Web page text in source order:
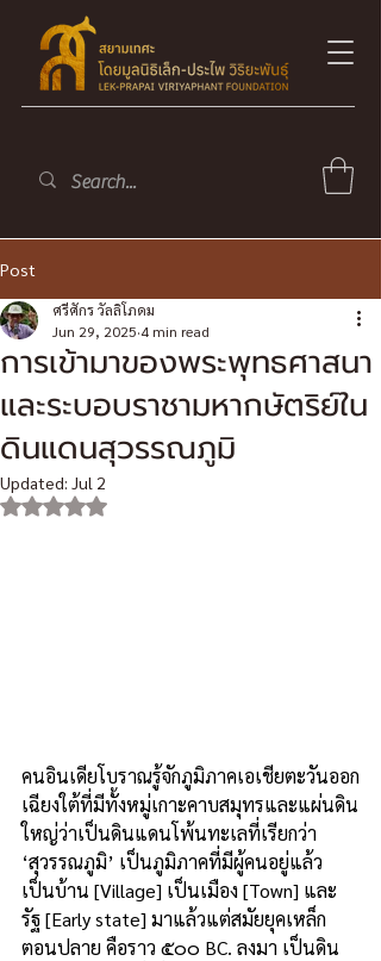
Post
การเข้ามาของพระพุทธศาสนา
และระบอบราชามหากษัตริย์ใน
ดินแดนสุวรรณภูมิ
ศรีศักร วัลลิโภดม
Jun 29, 2025 4 min read
Updated: Jul 2
Rated NaN out of 5 stars.
คนอินเดียโบราณรู้จักภูมิภาคเอเชียตะวันออก
เฉียงใต้ที่มีทั้งหมู่เกาะคาบสมุทรและแผ่นดิน
ใหญ่ว่าเป็นดินแดนโพ้นทะเลที่เรียกว่า
‘สุวรรณภูมิ’ เป็นภูมิภาคที่มีผู้คนอยู่แล้ว
เป็นบ้าน [Village] เป็นเมือง [Town] และ
รัฐ [Early state] มาแล้วแต่สมัยยุคเหล็ก
ตอนปลาย คือราว ๕๐๐ BC. ลงมา เป็นดิน